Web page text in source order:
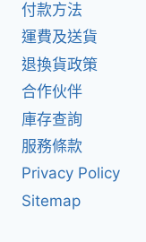
付款方法
運費及送貨
退換貨政策
合作伙伴
庫存查詢
服務條款
Privacy Policy
Sitemap